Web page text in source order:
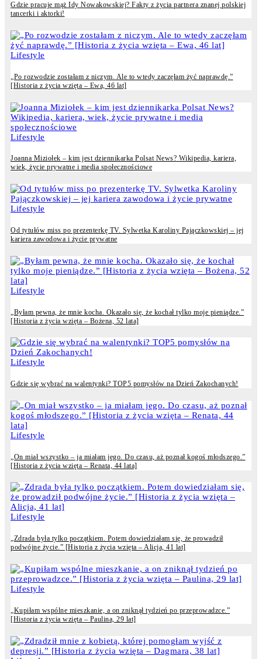
Gdzie pracuje mąż Idy Nowakowskiej? Fakty z życia partnera znanej polskiej
tancerki i aktorki!
Lifestyle
„Po rozwodzie zostałam z niczym. Ale to wtedy zaczęłam żyć naprawdę.”
[Historia z życia wzięta – Ewa, 46 lat]
Lifestyle
Joanna Miziołek – kim jest dziennikarka Polsat News? Wikipedia, kariera,
wiek, życie prywatne i media społecznościowe
Lifestyle
Od tytułów miss po prezenterkę TV. Sylwetka Karoliny Pajączkowskiej – jej
kariera zawodowa i życie prywatne
Lifestyle
„Byłam pewna, że mnie kocha. Okazało się, że kochał tylko moje pieniądze.”
[Historia z życia wzięta – Bożena, 52 lata]
Lifestyle
Gdzie się wybrać na walentynki? TOP5 pomysłów na Dzień Zakochanych!
Lifestyle
„On miał wszystko – ja miałam jego. Do czasu, aż poznał kogoś młodszego.”
[Historia z życia wzięta – Renata, 44 lata]
Lifestyle
„Zdrada była tylko początkiem. Potem dowiedziałam się, że prowadził
podwójne życie.” [Historia z życia wzięta – Alicja, 41 lat]
Lifestyle
„Kupiłam wspólne mieszkanie, a on zniknął tydzień po przeprowadzce.”
[Historia z życia wzięta – Paulina, 29 lat]